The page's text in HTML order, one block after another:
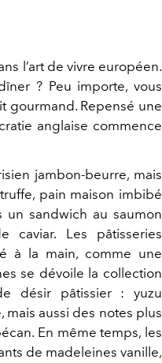
l’art de vivre européen.
? Peu importe, vous
gourmand. Repensé une
anglaise commence
jambon-beurre, mais
pain maison imbibé
un sandwich au saumon
Les pâtisseries
à la main, comme une
se dévoile la collection
désir pâtissier : yuzu
aussi des notes plus
En même temps, les
de madeleines vanille,